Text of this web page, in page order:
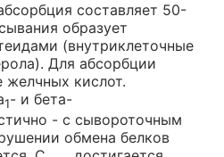
составляет 50-
образует
(внутриклеточные
Для абсорбции
желчных кислот.
1- и бета-
- с сывороточным
обмена белков